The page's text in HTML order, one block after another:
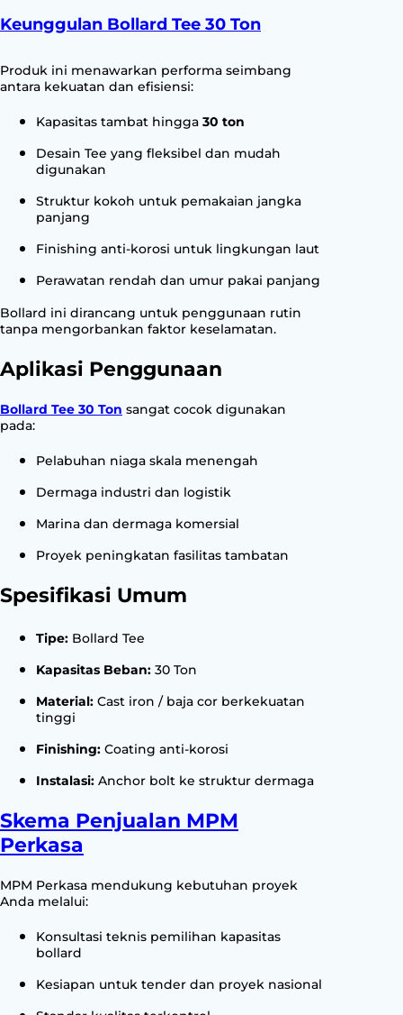
Keunggulan Bollard Tee 30 Ton
Produk ini menawarkan performa seimbang
antara kekuatan dan efisiensi:
Kapasitas tambat hingga 30 ton
Desain Tee yang fleksibel dan mudah
digunakan
Struktur kokoh untuk pemakaian jangka
panjang
Finishing anti-korosi untuk lingkungan laut
Perawatan rendah dan umur pakai panjang
Bollard ini dirancang untuk penggunaan rutin
tanpa mengorbankan faktor keselamatan.
Aplikasi Penggunaan
Bollard Tee 30 Ton sangat cocok digunakan
pada:
Pelabuhan niaga skala menengah
Dermaga industri dan logistik
Marina dan dermaga komersial
Proyek peningkatan fasilitas tambatan
Spesifikasi Umum
Tipe: Bollard Tee
Kapasitas Beban: 30 Ton
Material: Cast iron / baja cor berkekuatan
tinggi
Finishing: Coating anti-korosi
Instalasi: Anchor bolt ke struktur dermaga
Skema Penjualan MPM
Perkasa
MPM Perkasa mendukung kebutuhan proyek
Anda melalui:
Konsultasi teknis pemilihan kapasitas
bollard
Kesiapan untuk tender dan proyek nasional